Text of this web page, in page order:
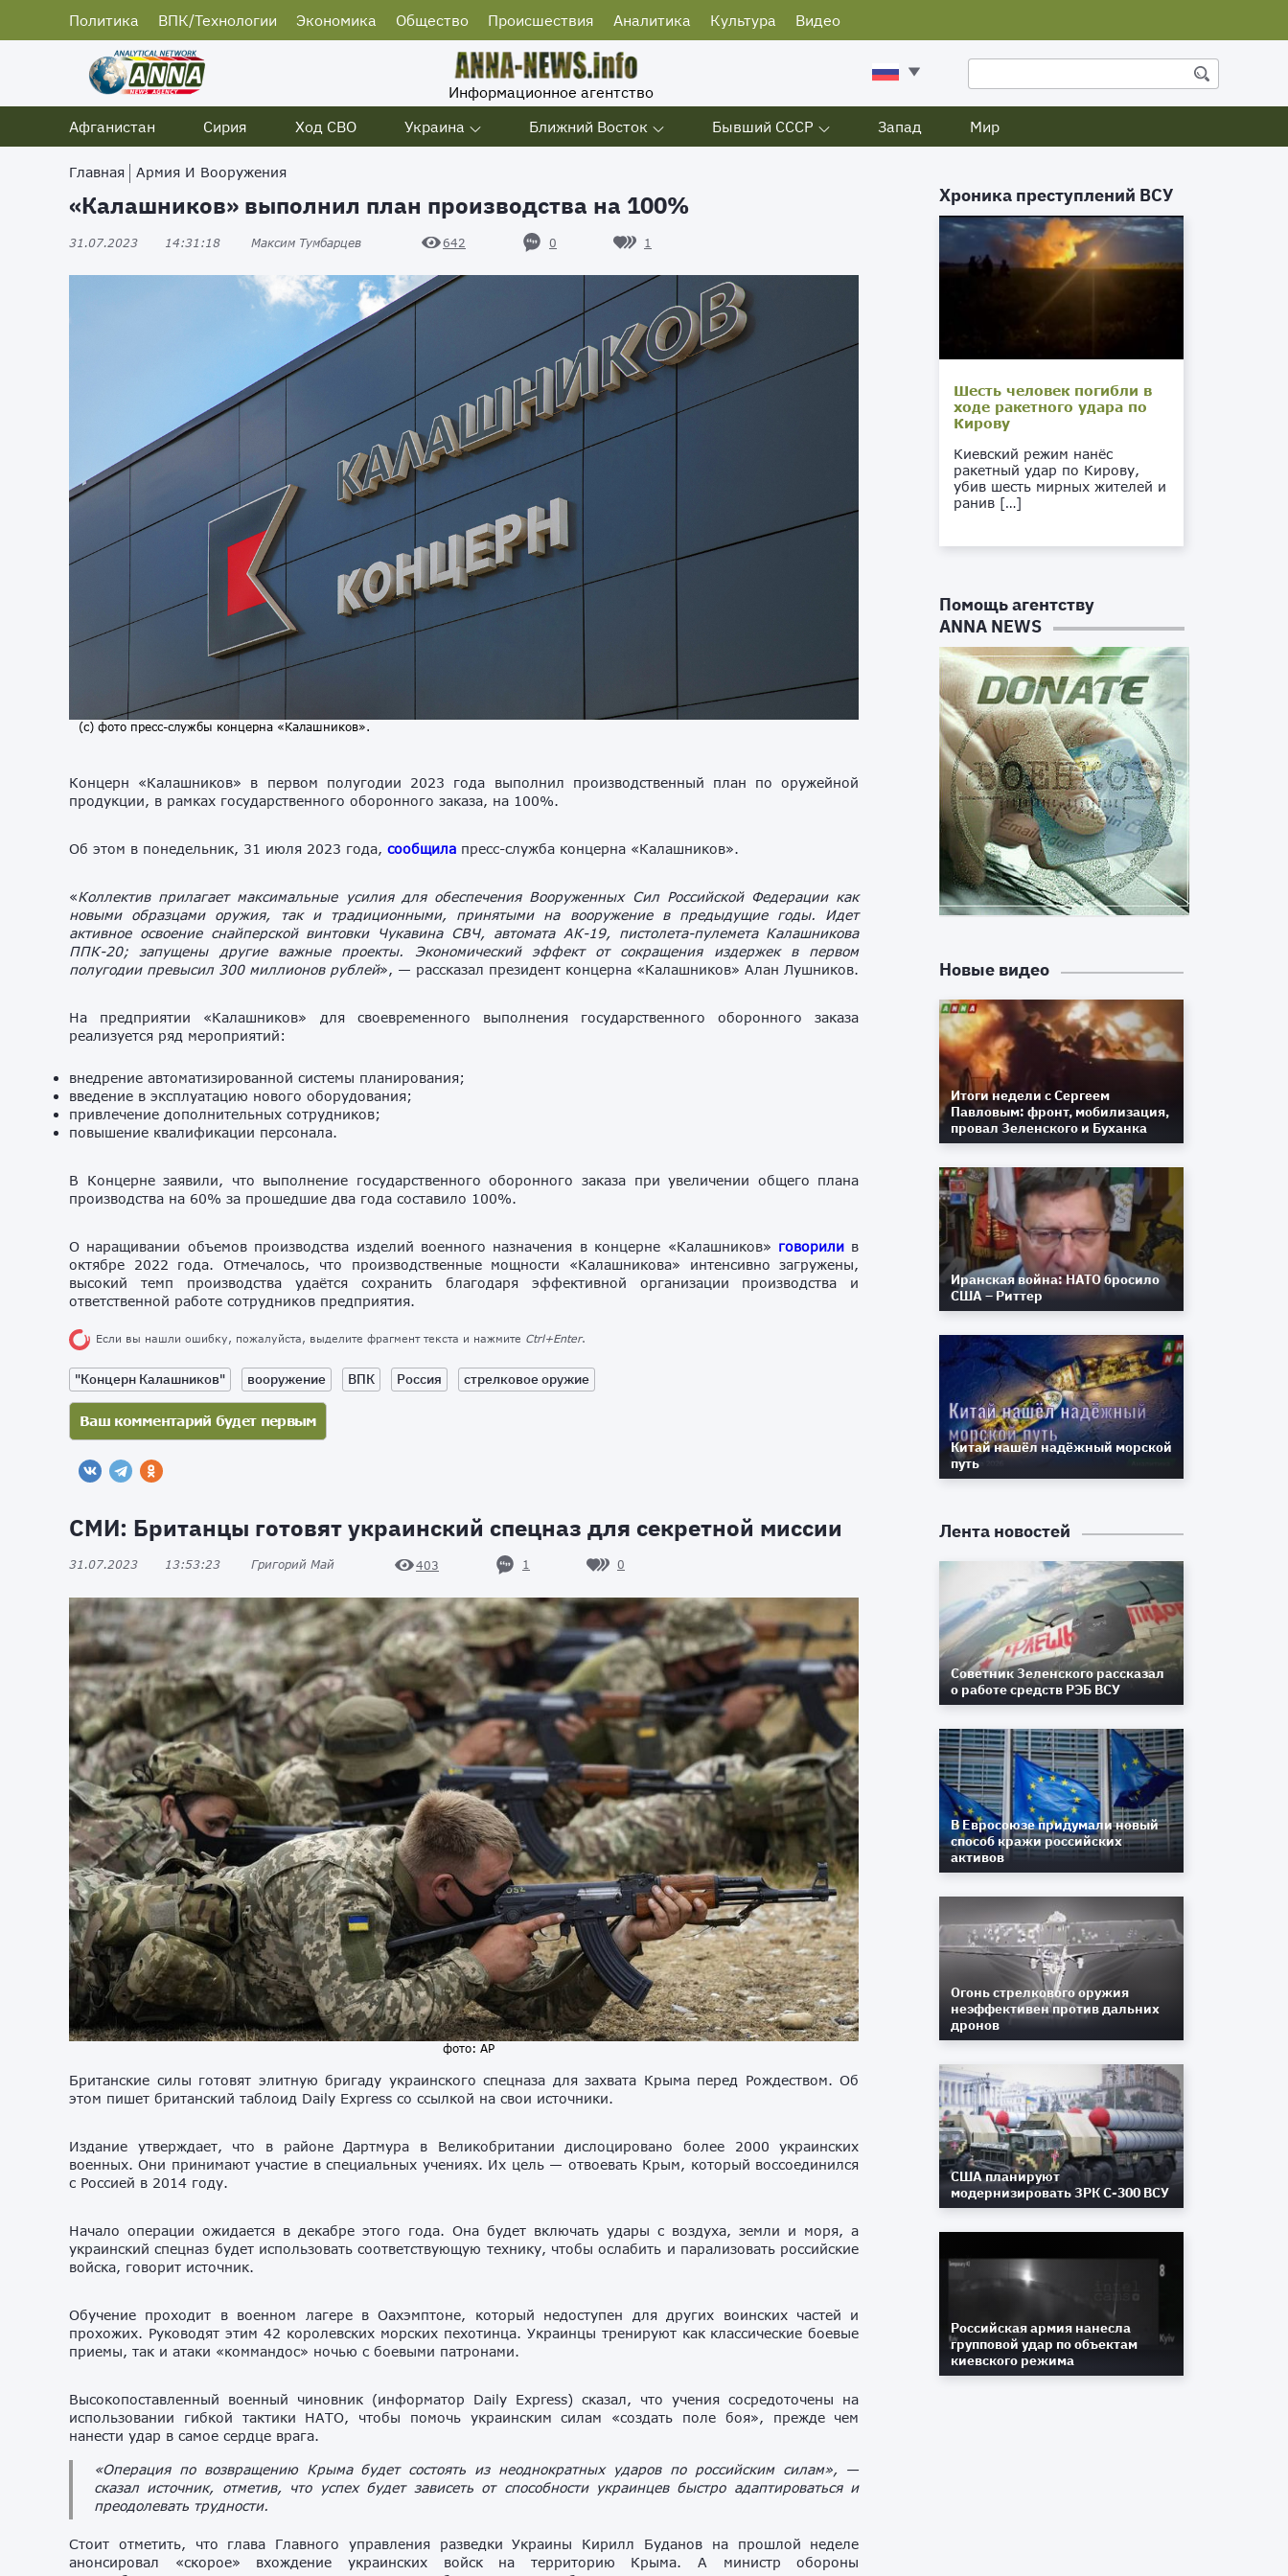
Политика ВПК/Технологии Экономика Общество Происшествия Аналитика Культура Видео
Информационное агентство
Афганистан
Сирия Ход СВО Украина Ближний Восток Бывший СССР Запад Мир
Главная Армия И Вооружения
«Калашников» выполнил план производства на 100%
31.07.2023 14:31:18 Максим Тумбарцев 642 0 1
(с) фото пресс-службы концерна «Калашников».
Концерн «Калашников» в первом полугодии 2023 года выполнил производственный план по оружейной
продукции, в рамках государственного оборонного заказа, на 100%.
Об этом в понедельник, 31 июля 2023 года, сообщила пресс-служба концерна «Калашников».
«Коллектив прилагает максимальные усилия для обеспечения Вооруженных Сил Российской Федерации как
новыми образцами оружия, так и традиционными, принятыми на вооружение в предыдущие годы. Идет
активное освоение снайперской винтовки Чукавина СВЧ, автомата АК-19, пистолета-пулемета Калашникова
ППК-20; запущены другие важные проекты. Экономический эффект от сокращения издержек в первом
полугодии превысил 300 миллионов рублей», — рассказал президент концерна «Калашников» Алан Лушников.
На предприятии «Калашников» для своевременного выполнения государственного оборонного заказа
реализуется ряд мероприятий:
внедрение автоматизированной системы планирования;
введение в эксплуатацию нового оборудования;
привлечение дополнительных сотрудников;
повышение квалификации персонала.
В Концерне заявили, что выполнение государственного оборонного заказа при увеличении общего плана
производства на 60% за прошедшие два года составило 100%.
О наращивании объемов производства изделий военного назначения в концерне «Калашников» говорили в
октябре 2022 года. Отмечалось, что производственные мощности «Калашникова» интенсивно загружены,
высокий темп производства удаётся сохранить благодаря эффективной организации производства и
ответственной работе сотрудников предприятия.
Если вы нашли ошибку, пожалуйста, выделите фрагмент текста и нажмите Ctrl+Enter.
"Концерн Калашников" вооружение ВПК Россия стрелковое оружие
СМИ: Британцы готовят украинский спецназ для секретной миссии
31.07.2023 13:53:23 Григорий Май 403 1 0
фото: AP
Британские силы готовят элитную бригаду украинского спецназа для захвата Крыма перед Рождеством. Об
этом пишет британский таблоид Daily Express со ссылкой на свои источники.
Издание утверждает, что в районе Дартмура в Великобритании дислоцировано более 2000 украинских
военных. Они принимают участие в специальных учениях. Их цель — отвоевать Крым, который воссоединился
с Россией в 2014 году.
Начало операции ожидается в декабре этого года. Она будет включать удары с воздуха, земли и моря, а
украинский спецназ будет использовать соответствующую технику, чтобы ослабить и парализовать российские
войска, говорит источник.
Обучение проходит в военном лагере в Оахэмптоне, который недоступен для других воинских частей и
прохожих. Руководят этим 42 королевских морских пехотинца. Украинцы тренируют как классические боевые
приемы, так и атаки «коммандос» ночью с боевыми патронами.
Высокопоставленный военный чиновник (информатор Daily Express) сказал, что учения сосредоточены на
использовании гибкой тактики НАТО, чтобы помочь украинским силам «создать поле боя», прежде чем
нанести удар в самое сердце врага.
«Операция по возвращению Крыма будет состоять из неоднократных ударов по российским силам», —
сказал источник, отметив, что успех будет зависеть от способности украинцев быстро адаптироваться и
преодолевать трудности.
Стоит отметить, что глава Главного управления разведки Украины Кирилл Буданов на прошлой неделе
анонсировал «скорое» вхождение украинских войск на территорию Крыма. А министр обороны
Хроника преступлений ВСУ
Шесть человек погибли в
ходе ракетного удара по
Кирову
Киевский режим нанёс
ракетный удар по Кирову,
убив шесть мирных жителей и
ранив […]
Помощь агентству
ANNA NEWS
Новые видео
Итоги недели с Сергеем
Павловым: фронт, мобилизация,
провал Зеленского и Буханка
Иранская война: НАТО бросило
США – Риттер
Китай нашёл надёжный морской
путь
Лента новостей
Советник Зеленского рассказал
о работе средств РЭБ ВСУ
В Евросоюзе придумали новый
способ кражи российских
активов
Огонь стрелкового оружия
неэффективен против дальних
дронов
США планируют
модернизировать ЗРК С-300 ВСУ
Российская армия нанесла
групповой удар по объектам
киевского режима